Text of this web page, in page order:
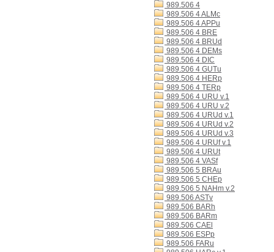
989.506 4
989.506 4 ALMc
989.506 4 APPu
989.506 4 BRE
989.506 4 BRUd
989.506 4 DEMs
989.506 4 DIC
989.506 4 GUTu
989.506 4 HERp
989.506 4 TERp
989.506 4 URU v.1
989.506 4 URU v.2
989.506 4 URUd v.1
989.506 4 URUd v.2
989.506 4 URUd v.3
989.506 4 URUf v.1
989.506 4 URUt
989.506 4 VASf
989.506 5 BRAu
989.506 5 CHEp
989.506 5 NAHm v.2
989.506 ASTv
989.506 BARh
989.506 BARm
989.506 CAEl
989.506 ESPp
989.506 FARu